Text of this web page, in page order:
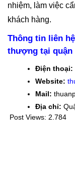
nhiệm, làm việc
khách hàng.
Thông tin liên
thượng tại quận
Điện thoại:
Website:
Mail:
Địa chỉ:
Post Views: 2.784